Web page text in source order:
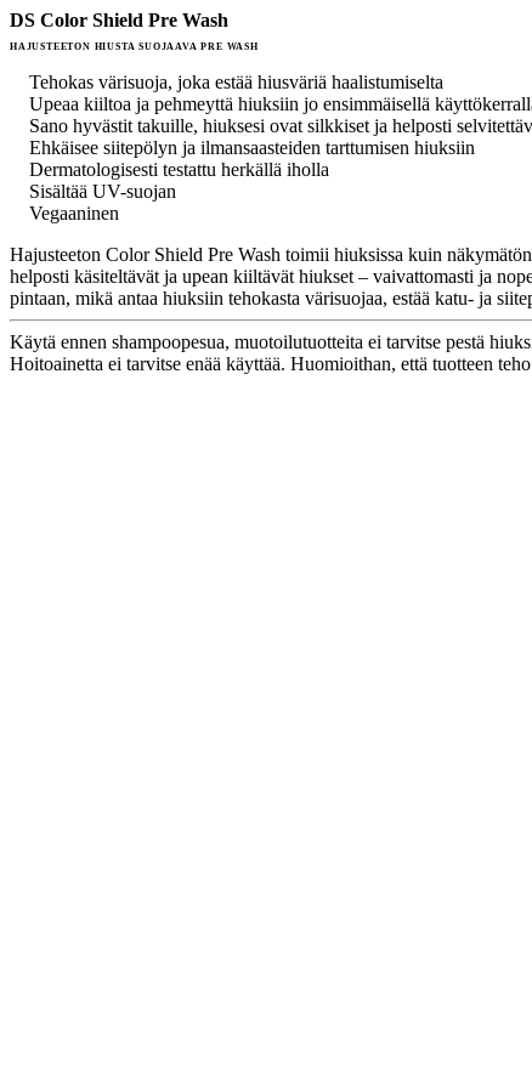
DS Color Shield Pre Wash
HAJUSTEETON HIUSTA SUOJAAVA PRE WASH
Tehokas värisuoja, joka estää hiusväriä haalistumiselta
Upeaa kiiltoa ja pehmeyttä hiuksiin jo ensimmäisellä
Sano hyvästit takuille, hiuksesi ovat silkkiset ja helposti
Ehkäisee siitepölyn ja ilmansaasteiden tarttumisen hiuksiin
Dermatologisesti testattu herkällä iholla
Sisältää UV-suojan
Vegaaninen
Hajusteeton Color Shield Pre Wash toimii hiuksissa kuin
helposti käsiteltävät ja upean kiiltävät hiukset – vaivattomasti ja
pintaan, mikä antaa hiuksiin tehokasta värisuojaa, estää katu- ja
Käytä ennen shampoopesua, muotoilutuotteita ei tarvitse pestä
Hoitoainetta ei tarvitse enää käyttää. Huomioithan, että tuotteen